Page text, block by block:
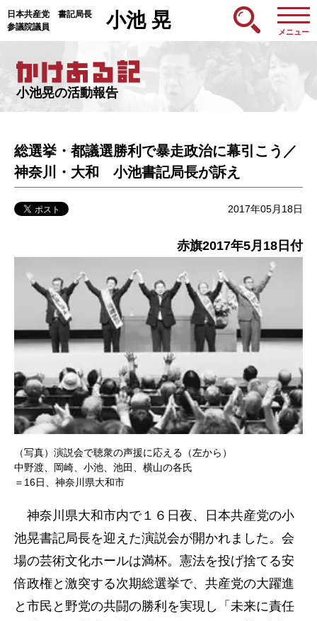
日本共産党 書記局長
参議院議員
小池 晃
メニュー
小池晃の活動報告
総選挙・都議選勝利で暴走政治に幕引こう／
神奈川・大和 小池書記局長が訴え
2017年05月18日
赤旗2017年5月18日付
（写真）演説会で聴衆の声援に応える（左から）
中野渡、岡崎、小池、池田、横山の各氏
＝16日、神奈川県大和市
神奈川県大和市内で１６日夜、日本共産党の小
池晃書記局長を迎えた演説会が開かれました。会
場の芸術文化ホールは満杯。憲法を投げ捨てる安
倍政権と激突する次期総選挙で、共産党の大躍進
と市民と野党の共闘の勝利を実現し「未来に責任